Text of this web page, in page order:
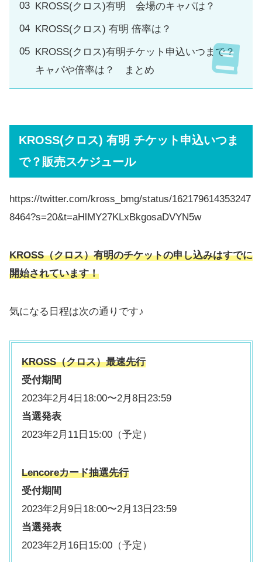
KROSS(クロス)有明 会場のキャパは？
KROSS(クロス) 有明 倍率は？
KROSS(クロス)有明チケット申込いつまで？
キャパや倍率は？ まとめ
KROSS(クロス) 有明 チケット申込いつま
で？販売スケジュール
https://twitter.com/kross_bmg/status/162179614353247
8464?s=20&t=aHlMY27KLxBkgosaDVYN5w
KROSS（クロス）有明のチケットの申し込みはすでに
開始されています！
気になる日程は次の通りです♪
KROSS（クロス）最速先行
受付期間
2023年2月4日18:00〜2月8日23:59
当選発表
2023年2月11日15:00（予定）
Lencoreカード抽選先行
受付期間
2023年2月9日18:00〜2月13日23:59
当選発表
2023年2月16日15:00（予定）